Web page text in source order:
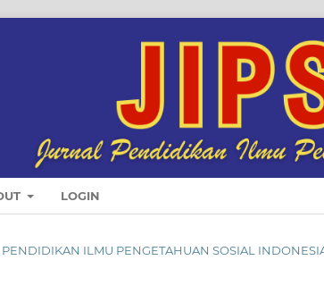
LOGIN
ILMU PENGETAHUAN SOSIAL